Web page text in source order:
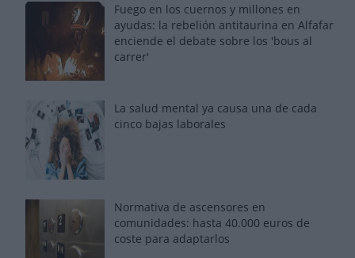
Fuego en los cuernos y millones en
ayudas: la rebelión antitaurina en Alfafar
enciende el debate sobre los 'bous al
carrer'
La salud mental ya causa una de cada
cinco bajas laborales
Normativa de ascensores en
comunidades: hasta 40.000 euros de
coste para adaptarlos